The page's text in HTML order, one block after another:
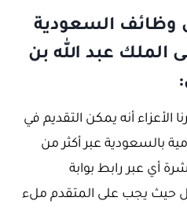
وظائف السعودية
عبد الله بن
الأعزاء أنه يمكن التقديم في
بالسعودية عبر أكثر من
أي عبر رابط بوابة
حيث يجب على المتقدم ملء